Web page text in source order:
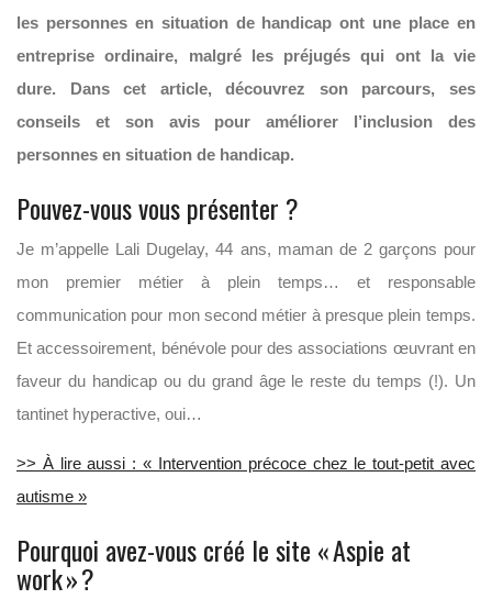
les personnes en situation de handicap ont une place en
entreprise ordinaire, malgré les préjugés qui ont la vie
dure. Dans cet article, découvrez son parcours, ses
conseils et son avis pour améliorer l’inclusion des
personnes en situation de handicap.
Pouvez-vous vous présenter ?
Je m’appelle Lali Dugelay, 44 ans, maman de 2 garçons pour
mon premier métier à plein temps… et responsable
communication pour mon second métier à presque plein temps.
Et accessoirement, bénévole pour des associations œuvrant en
faveur du handicap ou du grand âge le reste du temps (!). Un
tantinet hyperactive, oui…
>> À lire aussi : « Intervention précoce chez le tout-petit avec
autisme »
Pourquoi avez-vous créé le site «Aspie at
work»?